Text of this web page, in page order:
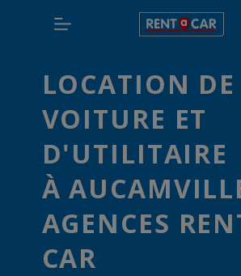
LOCATION DE
VOITURE ET
D'UTILITAIRE
À
AGENCES
CAR